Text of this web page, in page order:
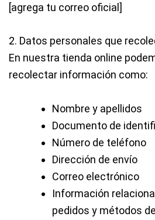
[agrega tu correo oficial]
2. Datos personales que
En nuestra tienda online
recolectar información como:
Nombre y apellidos
Documento de
Número de teléfono
Dirección de envío
Correo electrónico
Información
pedidos y métodos